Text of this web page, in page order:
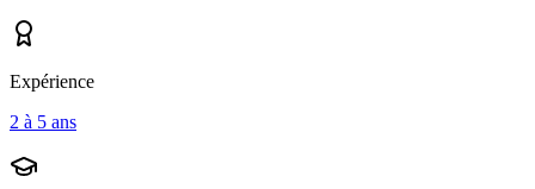
Expérience
2 à 5 ans